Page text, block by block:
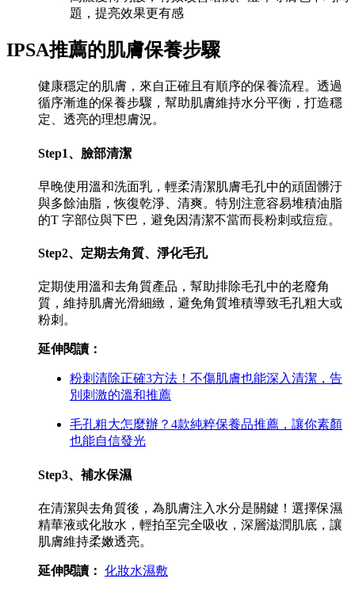
題，提亮效果更有感
IPSA推薦的肌膚保養步驟
健康穩定的肌膚，來自正確且有順序的保養流程。透過
循序漸進的保養步驟，幫助肌膚維持水分平衡，打造穩
定、透亮的理想膚況。
Step1、臉部清潔
早晚使用溫和洗面乳，輕柔清潔肌膚毛孔中的頑固髒汙
與多餘油脂，恢復乾淨、清爽。特別注意容易堆積油脂
的T 字部位與下巴，避免因清潔不當而長粉刺或痘痘。
Step2、定期去角質、淨化毛孔
定期使用溫和去角質產品，幫助排除毛孔中的老廢角
質，維持肌膚光滑細緻，避免角質堆積導致毛孔粗大或
粉刺。
延伸閱讀：
粉刺清除正確3方法！不傷肌膚也能深入清潔，告
別刺激的溫和推薦
毛孔粗大怎麼辦？4款純粹保養品推薦，讓你素顏
也能自信發光
Step3、補水保濕
在清潔與去角質後，為肌膚注入水分是關鍵！選擇保濕
精華液或化妝水，輕拍至完全吸收，深層滋潤肌底，讓
肌膚維持柔嫩透亮。
延伸閱讀： 化妝水濕敷